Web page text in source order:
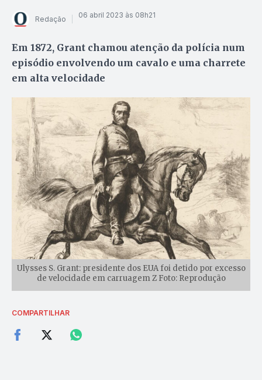
Redação 06 abril 2023 às 08h21
Em 1872, Grant chamou atenção da polícia num
episódio envolvendo um cavalo e uma charrete
em alta velocidade
Ulysses S. Grant: presidente dos EUA foi detido por excesso
de velocidade em carruagem Z Foto: Reprodução
COMPARTILHAR